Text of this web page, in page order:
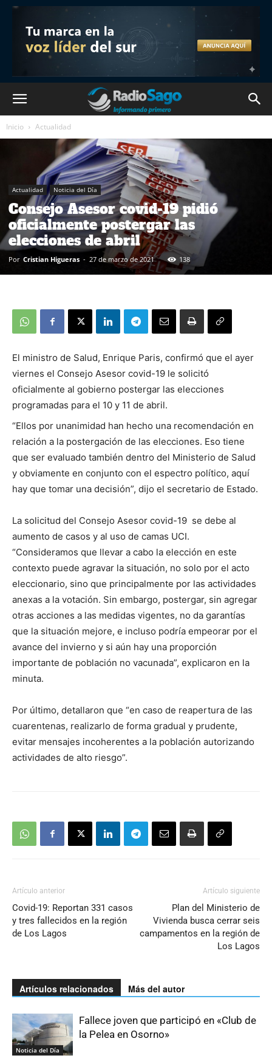
Inicio Actualidad
Actualidad Noticia del Día
Consejo Asesor covid-19 pidió
oficialmente postergar las
elecciones de abril
Por Cristian Higueras - 27 de marzo de 2021 138
El ministro de Salud, Enrique Paris, confirmó que el ayer
viernes el Consejo Asesor covid-19 le solicitó
oficialmente al gobierno postergar las elecciones
programadas para el 10 y 11 de abril.
“Ellos por unanimidad han hecho una recomendación en
relación a la postergación de las elecciones. Eso tiene
que ser evaluado también dentro del Ministerio de Salud
y obviamente en conjunto con el espectro político, aquí
hay que tomar una decisión”, dijo el secretario de Estado.
La solicitud del Consejo Asesor covid-19 se debe al
aumento de casos y al uso de camas UCI.
“Consideramos que llevar a cabo la elección en este
contexto puede agravar la situación, no solo por el acto
eleccionario, sino que principalmente por las actividades
anexas a la votación. Sin embargo, postergar, sin agregar
otras acciones a las medidas vigentes, no da garantías
que la situación mejore, e incluso podría empeorar por el
avance del invierno y si aún hay una proporción
importante de población no vacunada”, explicaron en la
minuta.
Por último, detallaron que “en caso de reapertura de las
cuarentenas, realizarlo de forma gradual y prudente,
evitar mensajes incoherentes a la población autorizando
actividades de alto riesgo”.
Artículo anterior
Covid-19: Reportan 331 casos
y tres fallecidos en la región
de Los Lagos
Artículo siguiente
Plan del Ministerio de
Vivienda busca cerrar seis
campamentos en la región de
Los Lagos
Artículos relacionados Más del autor
Noticia del Día
Fallece joven que participó en «Club de
la Pelea en Osorno»